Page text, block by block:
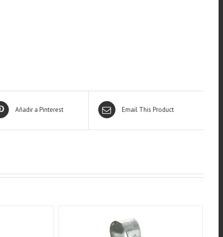
Añadir a Pinterest Email This Product